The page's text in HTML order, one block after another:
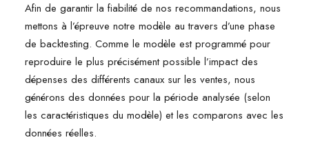
Afin de garantir la fiabilité de nos recommandations, nous
mettons à l’épreuve notre modèle au travers d’une phase
de backtesting. Comme le modèle est programmé pour
reproduire le plus précisément possible l’impact des
dépenses des différents canaux sur les ventes, nous
générons des données pour la période analysée (selon
les caractéristiques du modèle) et les comparons avec les
données réelles.